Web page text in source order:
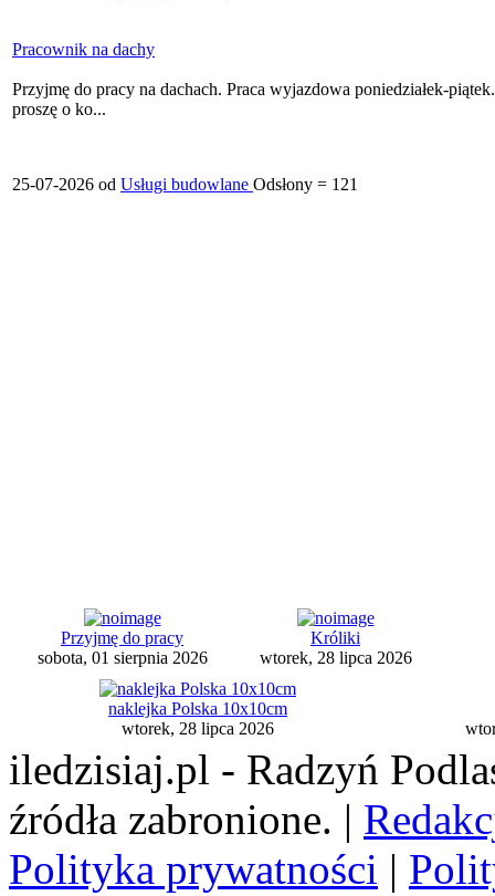
Pracownik na dachy
Przyjmę do pracy na dachach. Praca wyjazdowa poniedziałek-
proszę o ko...
25-07-2026 od Usługi budowlane Odsłony = 121
Przyjmę do pracy
sobota, 01 sierpnia 2026
Króliki
wtorek, 28 lipca 2026
naklejka Polska 10x10cm
wtorek, 28 lipca 2026
iledzisiaj.pl - Radzyń
źródła zabronione. |
Polityka prywatności |